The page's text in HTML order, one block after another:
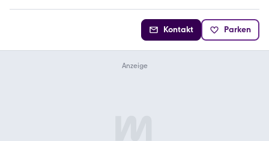
Kontakt Parken